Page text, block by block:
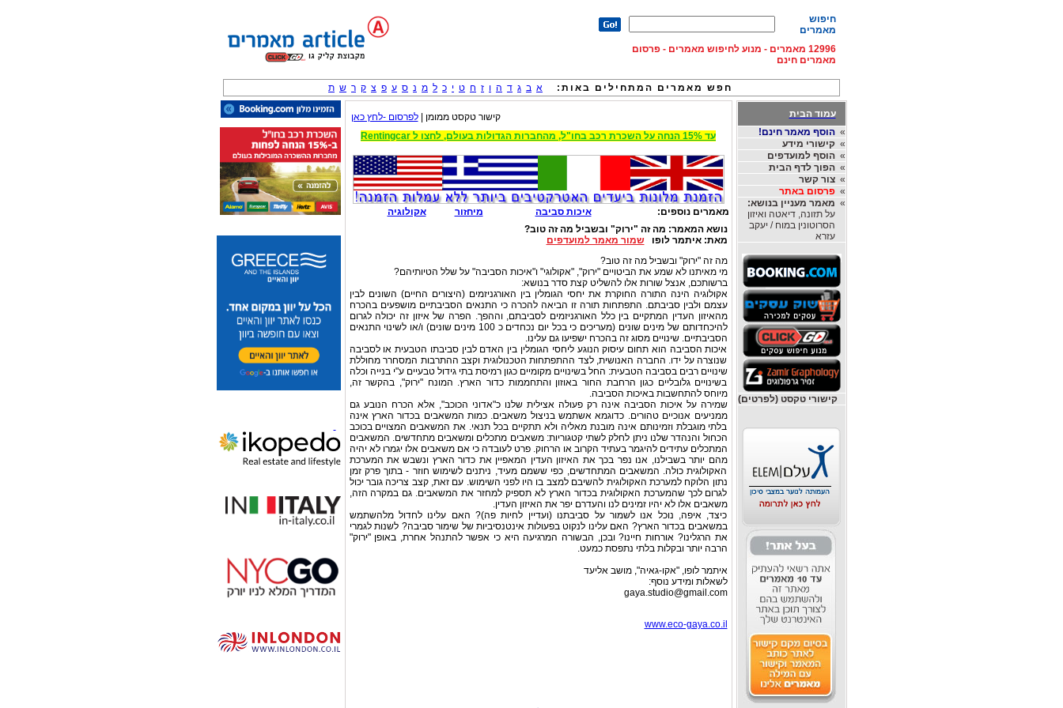
חיפוש
מאמרים
12996 מאמרים - מנוע לחיפוש מאמרים - פרסום
מאמרים חינם
חפש מאמרים המתחילים באות: א ב ג ד ה ו ז ח ט י כ ל מ נ ס ע פ צ ק ר ש ת
עמוד הבית
»הוסף מאמר חינם!
»קישורי מידע
»הוסף למועדפים
»הפוך לדף הבית
»צור קשר
»פרסום באתר
» מאמר מעניין בנושא:
על תזונה, דיאטה ואיזון
הסרוטונין במוח / יעקב
עזרא
קישורי טקסט (לפרטים)
קישור טקסט ממומן |לפרסום -לחץ כאן
עד 15% הנחה על השכרת רכב בחו"ל, מהחברות הגדולות בעולם, לחצו ל Rentingcar
מאמרים נוספים: איכות סביבה מיחזור
אקולוגיה
נושא המאמר: מה זה "ירוק" ובשביל מה זה טוב?
מאת:איתמר לופושמור מאמר למועדפים
מה זה "ירוק" ובשביל מה זה טוב?
מי מאיתנו לא שמע את הביטויים "ירוק", "אקולוגי" ו"איכות הסביבה" על שלל הטיותיהם?
ברשותכם, אנצל שורות אלו להשליט קצת סדר בנושא:
אקולוגיה הינה התורה החוקרת את יחסי הגומלין בין האורגניזמים (היצורים החיים) השונים לבין
עצמם ולבין סביבתם. התפתחות תורה זו הביאה להכרה כי התנאים הסביבתיים מושפעים בהכרח
מהאיזון העדין המתקיים בין כלל האורגניזמים לסביבתם, וההפך. הפרה של איזון זה יכולה לגרום
להיכחדותם של מינים שונים (מעריכים כי בכל יום נכחדים כ 100 מינים שונים) ו/או לשינוי התנאים
הסביבתיים. שינויים מסוג זה בהכרח ישפיעו גם עלינו.
איכות הסביבה הוא תחום עיסוק הנוגע ליחסי הגומלין בין האדם לבין סביבתו הטבעית או לסביבה
שנוצרה על ידו. החברה האנושית, לצד ההתפתחות הטכנולוגית וקצב ההתרבות המסחרר מחוללת
שינויים רבים בסביבה הטבעית: החל בשינויים מקומיים כגון רמיסת בתי גידול טבעיים ע"י בנייה וכלה
בשינויים גלובליים כגון הרחבת החור באוזון והתחממות כדור הארץ. המונח "ירוק", בהקשר זה,
מיוחס להתחשבות באיכות הסביבה.
שמירה על איכות הסביבה אינה רק פעולה אצילית שלנו כ"אדוני הכוכב", אלא הכרח הנובע גם
ממניעים אנוכיים טהורים. כדוגמא אשתמש בניצול משאבים. כמות המשאבים בכדור הארץ אינה
בלתי מוגבלת וזמינותם אינה מובנת מאליה ולא תתקיים בכל תנאי. את המשאבים המצויים בכוכב
הכחול והנהדר שלנו ניתן לחלק לשתי קטגוריות: משאבים מתכלים ומשאבים מתחדשים. המשאבים
המתכלים עתידים להיגמר בעתיד הקרוב או הרחוק. פרט לעובדה כי אם משאבים אלו יגמרו לא יהיה
מהם יותר בשבילנו, אנו נפר בכך את האיזון העדין המאפיין את כדור הארץ ונשבש את המערכת
האקולוגית כולה. המשאבים המתחדשים, כפי ששמם מעיד, ניתנים לשימוש חוזר - בתוך פרק זמן
נתון הלוקח למערכת האקולוגית להשיבם למצב בו היו לפני השימוש. עם זאת, קצב צריכה גובר יכול
לגרום לכך שהמערכת האקולוגית בכדור הארץ לא תספיק למחזר את המשאבים. גם במקרה הזה,
משאבים אלו לא יהיו זמינים לנו והעדרם יפר את האיזון העדין.
כיצד, איפה, נוכל אנו לשמור על סביבתנו (ועדיין לחיות פה)? האם עלינו לחדול מלהשתמש
במשאבים בכדור הארץ? האם עלינו לנקוט בפעולות אינטנסיביות של שימור סביבה? לשנות לגמרי
את הרגלינו? אורחות חיינו? ובכן, הבשורה המרגיעה היא כי אפשר להתנהל אחרת, באופן "ירוק"
הרבה יותר ובקלות בלתי נתפסת כמעט.
איתמר לופו, "אקו-גאיה", מושב אליעד
לשאלות ומידע נוסף:
gaya.studio@gmail.com
www.eco-gaya.co.il